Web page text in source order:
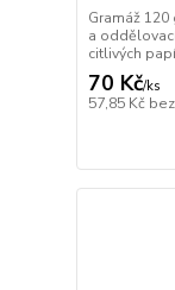
Gramáž
a
citlivých
70 Kč/ks
57,85 Kč